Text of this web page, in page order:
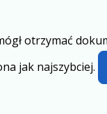
otrzymać
jak najszybciej.